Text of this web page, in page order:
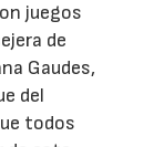
juegos
de
Gaudes,
del
todos